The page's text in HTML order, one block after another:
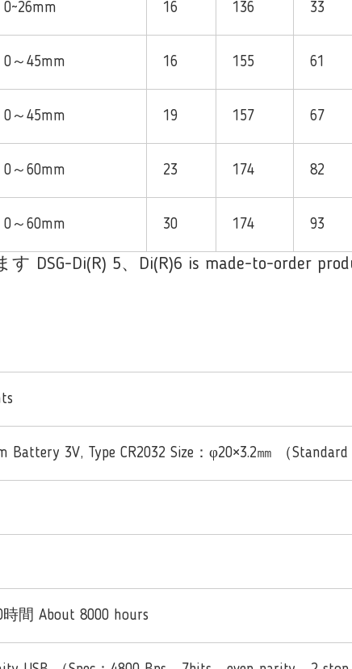
0~26mm 16 136 33
0～45mm 16 155 61
0～45mm 19 157 67
0～60mm 23 174 82
0～60mm 30 174 93
DSG-Di(R) 5、Di(R)6 is made-to-order
Battery 3V, Type CR2032 Size：φ20×3.2㎜ （Standard
時間 About 8000 hours